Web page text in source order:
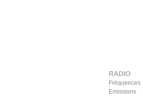
RADIO
Fréquences
Emissions